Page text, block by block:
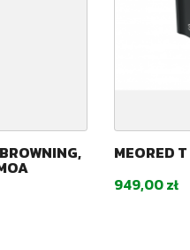
MEORED
Cena
949,00 zł